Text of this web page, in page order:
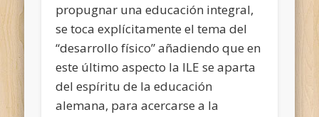
propugnar una educación integral,
se toca explícitamente el tema del
“desarrollo físico” añadiendo que en
este último aspecto la ILE se aparta
del espíritu de la educación
alemana, para acercarse a la